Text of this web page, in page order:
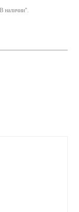
наличии".